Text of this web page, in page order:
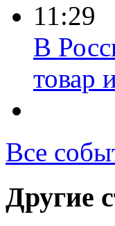
11:29
В
товар
Все
Другие